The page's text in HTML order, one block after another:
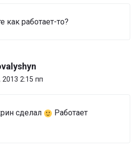
как работает-то?
2:15 пп
сделал
Работает